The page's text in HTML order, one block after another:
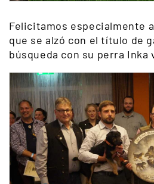
Felicitamos especialmente
que se alzó con el título de
búsqueda con su perra Inka